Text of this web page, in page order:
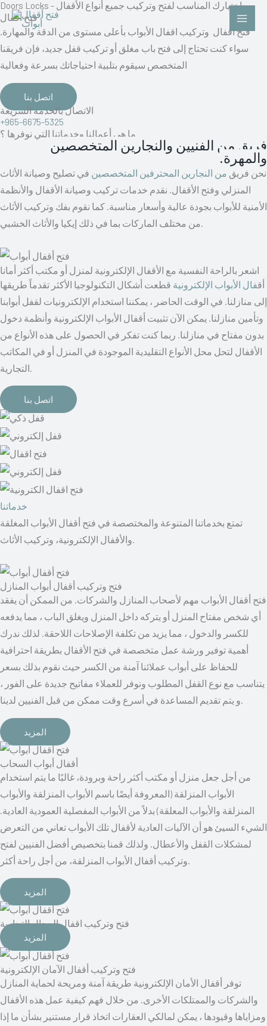
Skip
to
content
Doors Locks - اختيارك المناسب لفتح وتركيب جميع أنواع الأقفال
فتح اقفال
فتح اقفال وتركيب اقفال الأبواب بأعلى مستوى من الدقة والمهارة.
سواء كنت تحتاج إلى فتح باب مغلق أو تركيب قفل جديد، فإن فريقنا
المتخصص سيقوم بتلبية احتياجاتك بسرعة وفعالية
اتصل بنا
الاتصال بالخدمة السريعة
+965-6675-5325
ما هى أعمالنا وخدماتنا التي نوفرها ؟
فريق من الفنيين والنجارين المتخصصين
والمهرة.
نحن فريق من النجارين المحترفين المتخصصين في تصليح وصيانة الأثاث
المنزلي وفتح الأقفال. نقدم خدمات تركيب وصيانة الأقفال والأنظمة
الأمنية للأبواب بجودة عالية وأسعار مناسبة. كما نقوم بفك وتركيب الأثاث
اشعر بالراحة النفسية مع الأقفال الإلكترونية لمنزل أو مكتب أكثر أمانا
أقفال الأبواب الإلكترونية قطعت أشكال التكنولوجيا الأكثر تقدماً طريقها
إلى منازلنا. في الوقت الحاضر ، يمكننا استخدام الإلكترونيات لقفل أبوابنا
وتأمين منازلنا. يمكن الآن تثبيت أقفال الأبواب الإلكترونية وأنظمة دخول
بدون مفتاح في منازلنا. ربما كنت تفكر في الحصول على هذه الأنواع من
الأقفال لتحل محل الأنواع التقليدية الموجودة في المنزل أو في المكاتب
اتصل بنا
خدماتنا
تمتع بخدماتنا المتنوعة والمختصصة في فتح أقفال الأبواب المغلقة
والأقفال الإلكترونية، وتركيب الأثاث.
فتح وتركيب أقفال أبواب المنازل
فتح أقفال الأبواب مهم لأصحاب المنازل والشركات. من الممكن أن يفقد
أي شخص مفتاح المنزل أو يتركه داخل المنزل ويغلق الباب ، مما يدفعه
للكسر والدخول ، مما يزيد من تكلفة الإصلاحات اللاحقة. لذلك ندرك
أهمية توفير ورشة عمل متخصصة في فتح الأقفال بطريقة احترافية
للحفاظ على أبواب عملائنا آمنة من الكسر حيث نقوم بذلك بسعر
يتناسب مع نوع القفل المطلوب ونوفر للعملاء مفاتيح جديدة على الفور ،
المزيد
أقفال أبواب السحاب
من أجل جعل منزل أو مكتب أكثر راحة وبرودة، غالبًا ما يتم استخدام
الأبواب المنزلقة (المعروفة أيضًا باسم الأبواب المنزلقة والأبواب
المنزلقة والأبواب المعلقة) بدلاً من الأبواب المفصلية العمودية العادية.
الشيء السيئ هو أن الآليات العادية لأقفال تلك الأبواب تعاني من التعرض
لمشكلات القفل والأعطال. ولذلك قمنا بتخصيص أفضل الفنيين لفتح
المزيد
فتح وتركيب اقفال المحال التجارية
المزيد
توفر أقفال الأمان الإلكترونية طريقة آمنة ومريحة لحماية المنازل
والشركات والممتلكات الأخرى. من خلال فهم كيفية عمل هذه الأقفال
ومزاياها وقيودها ، يمكن لمالكي العقارات اتخاذ قرار مستنير بشأن ما إذا